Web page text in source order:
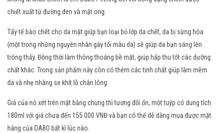
chiết xuất từ đường đen và mật ong.
Tẩy tế bào chết cho da mặt giúp bạn loại bỏ lớp da chết, da bị sừng hóa
(một trong những nguyên nhân gây tối màu da) sẽ giúp da bạn sáng lên
trông thấy. Đồng thời làm thông thoáng bề mặt, giúp hấp thu tốt các dưỡng
chất khác. Trong sản phẩm này còn có thêm các tinh chất giúp làm mềm
da và nhẹ nhàng se khít lỗ chân lông.
Giá của nó xét trên mặt bằng chung thì tương đối ổn, một tuýp có dung tích
180ml với giá chưa đến 155.000 VNĐ và bạn có thể dễ dàng mua được mặt
hàng của DABO bất kì lúc nào.